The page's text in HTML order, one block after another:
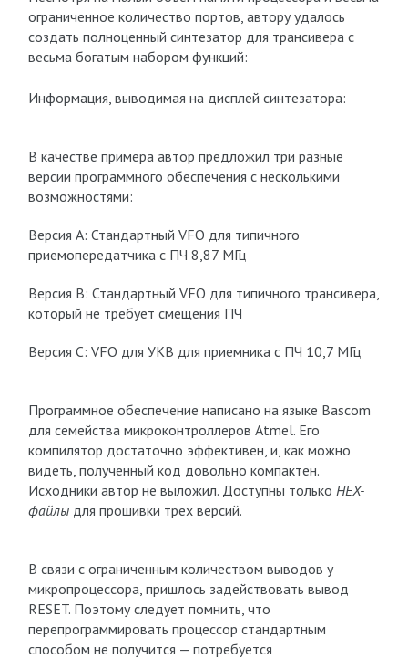
ограниченное количество портов, автору удалось
создать полноценный синтезатор для трансивера с
весьма богатым набором функций:
Информация, выводимая на дисплей синтезатора:
В качестве примера автор предложил три разные
версии программного обеспечения с несколькими
возможностями:
Версия A: Стандартный VFO для типичного
приемопередатчика с ПЧ 8,87 МГц
Версия B: Стандартный VFO для типичного трансивера,
который не требует смещения ПЧ
Версия C: VFO для УКВ для приемника с ПЧ 10,7 МГц
Программное обеспечение написано на языке Bascom
для семейства микроконтроллеров Atmel. Его
компилятор достаточно эффективен, и, как можно
видеть, полученный код довольно компактен.
Исходники автор не выложил. Доступны только HEX-
файлыдля прошивки трех версий.
В связи с ограниченным количеством выводов у
микропроцессора, пришлось задействовать вывод
RESET. Поэтому следует помнить, что
перепрограммировать процессор стандартным
способом не получится — потребуется